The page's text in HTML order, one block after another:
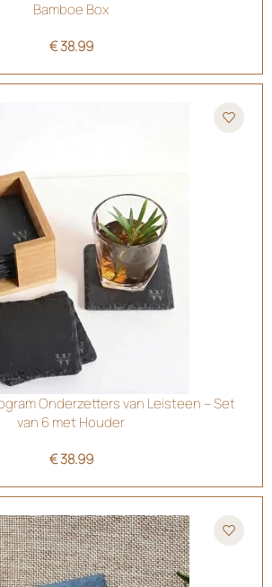
Bamboe Box
€38.99
Onderzetters van Leisteen – Set
van 6 met Houder
€38.99